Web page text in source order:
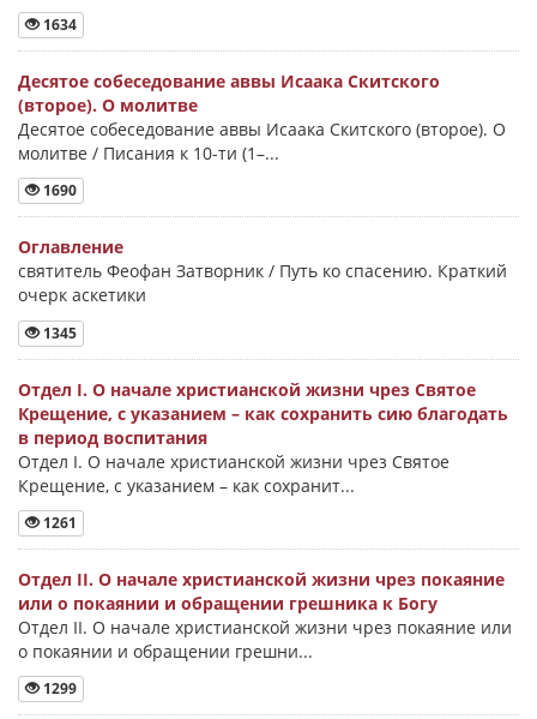
1634
Десятое собеседование аввы Исаака Скитского
(второе). О молитве
Десятое собеседование аввы Исаака Скитского (второе). О
молитве / Писания к 10-ти (1–...
1690
Оглавление
святитель Феофан Затворник / Путь ко спасению. Краткий
очерк аскетики
1345
Отдел I. О начале христианской жизни чрез Святое
Крещение, с указанием – как сохранить сию благодать
в период воспитания
Отдел I. О начале христианской жизни чрез Святое
Крещение, с указанием – как сохранит...
1261
Отдел II. О начале христианской жизни чрез покаяние
или о покаянии и обращении грешника к Богу
Отдел II. О начале христианской жизни чрез покаяние или
о покаянии и обращении грешни...
1299